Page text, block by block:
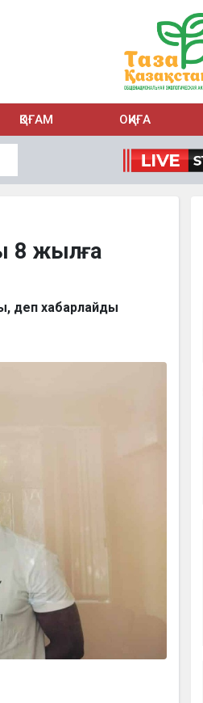
ҚОҒАМ ОҚИҒА
8 жылға
деп хабарлайды